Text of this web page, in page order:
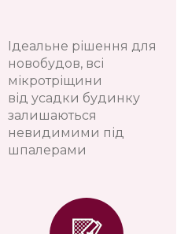
Ідеальне рішення для
новобудов, всі
мікротріщини
від усадки будинку
залишаються
невидимими під
шпалерами